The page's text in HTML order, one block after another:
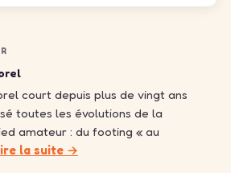
court depuis plus de vingt ans
toutes les évolutions de la
amateur : du footing « au
la suite →